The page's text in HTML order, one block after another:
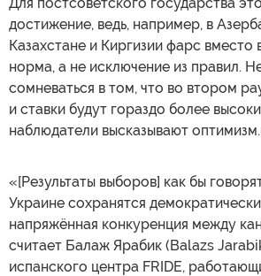
достижение, ведь, например, в
Казахстане и Киргизии фарс
норма, а не исключение из правил.
сомневаться в том, что во втором
и ставки будут гораздо более
наблюдатели высказывают оптимизм.
«[Результаты выборов] как бы
Украине сохранятся
напряжённая конкуренция между
считает Балаж Ярабик (Balazs
испанского центра FRIDE,